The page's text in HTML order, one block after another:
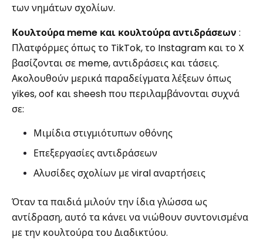
των νημάτων σχολίων.
Κουλτούρα meme και κουλτούρα αντιδράσεων :
Πλατφόρμες όπως το TikTok, το Instagram και το X
βασίζονται σε meme, αντιδράσεις και τάσεις.
Ακολουθούν μερικά παραδείγματα λέξεων όπως
yikes, oof και sheesh που περιλαμβάνονται συχνά
σε:
Μιμίδια στιγμιότυπων οθόνης
Επεξεργασίες αντιδράσεων
Αλυσίδες σχολίων με viral αναρτήσεις
Όταν τα παιδιά μιλούν την ίδια γλώσσα ως
αντίδραση, αυτό τα κάνει να νιώθουν συντονισμένα
με την κουλτούρα του Διαδικτύου.